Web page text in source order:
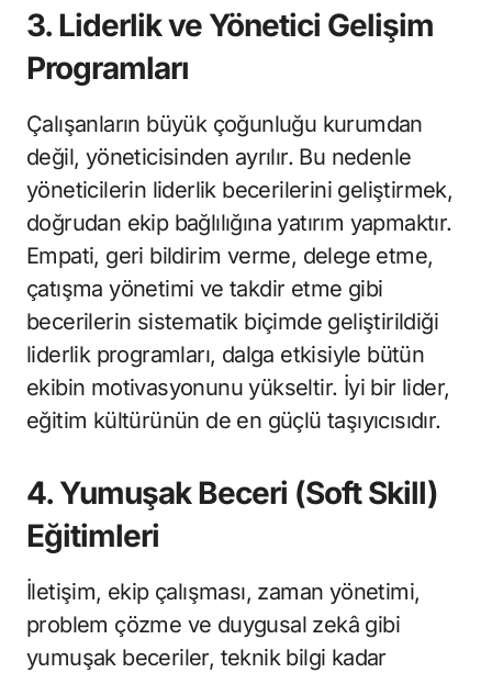
3. Liderlik ve Yönetici Gelişim
Programları
Çalışanların büyük çoğunluğu kurumdan
değil, yöneticisinden ayrılır. Bu nedenle
yöneticilerin liderlik becerilerini geliştirmek,
doğrudan ekip bağlılığına yatırım yapmaktır.
Empati, geri bildirim verme, delege etme,
çatışma yönetimi ve takdir etme gibi
becerilerin sistematik biçimde geliştirildiği
liderlik programları, dalga etkisiyle bütün
ekibin motivasyonunu yükseltir. İyi bir lider,
eğitim kültürünün de en güçlü taşıyıcısıdır.
4. Yumuşak Beceri (Soft Skill)
Eğitimleri
İletişim, ekip çalışması, zaman yönetimi,
problem çözme ve duygusal zekâ gibi
yumuşak beceriler, teknik bilgi kadar